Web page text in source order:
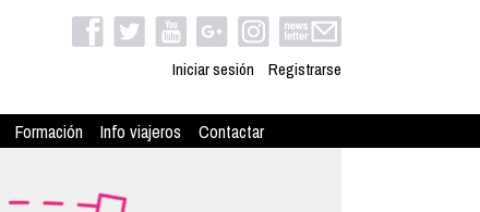
Iniciar sesión Registrarse
Formación Info viajeros Contactar